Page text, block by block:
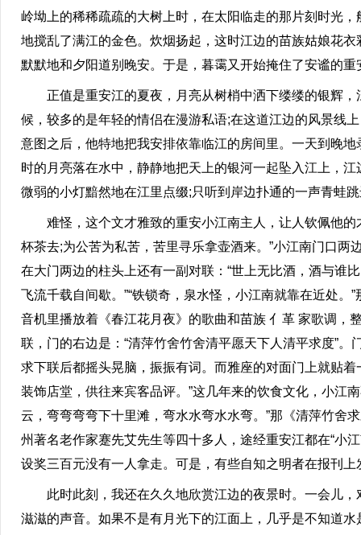
岭坳上的稀稀疏疏的大树上时，在太阳临走的那片刻时光
地搅乱了满江的金色。炊烟扬起，这时江边的苗族姑娘花
默默地和夕阳道别晚安。于是，暮霭又开始掩住了安谧的重
正值是重安江的夏夜，月亮从树梢中洒下缕缕的银辉，
候，较多的是年轻的情侣在漫游私语;在这道江边的风景线
意图之后，他特地把我安排依靠临江的房间里。一天到晚
时的月亮落在水中，静静地把天上的银河一起坠入江上，
微弱的小灯黯然地在江里点缀;只听到岸边扑通的一声青蛙
难怪，这个文才雅致的重安小江南主人，让人钦佩他的
杯茶去;为公苦为私苦，苦里寻乐拿壶酒来。”小江南门口两
在大门两边的柱头上还有一副对联：“世上无比酒，酒与谁
飞流千载自间歇。”“铁锁奇，泉水怪，小江南就靠在近处
音机里播放着《春江花月夜》的歌曲和苗族 亻革 家歌调，
联，门的右边是：“清萍竹舍竹舍清平愿天下人清平求度”
求下联后都摇头晃脑，振振有词。而雅座的对面门上就贴
装饰店堂，供往来宾客品评。”这几年来的饮食文化，小江
云，弯弯弯弯下十里滩，弯水水弯水水弯。”那《清萍竹舍
州著名老作家蹇先艾先生等四十多人，途经重安江都在“小
设奖三百元没有一人拿走。可是，有些自知之明者在报刊
此时此刻，我还在久久地欣赏江边的夜景时。一会儿，
滋滋的声音。如果不是有月光下的江面上，几乎是不知道